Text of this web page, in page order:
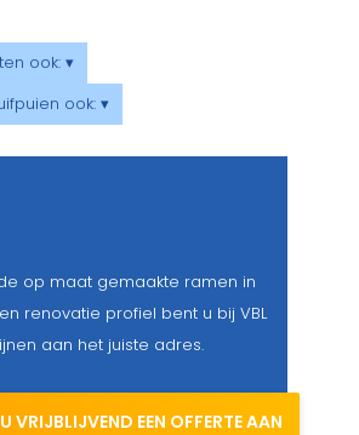
ook: ▾
ook: ▾
op maat gemaakte ramen in
renovatie profiel bent u bij VBL
aan het juiste adres.
VRIJBLIJVEND EEN OFFERTE AAN